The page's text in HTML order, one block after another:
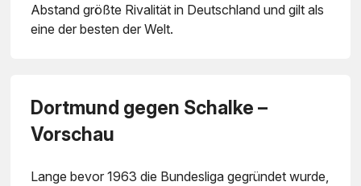
Abstand größte Rivalität in Deutschland und gilt als
eine der besten der Welt.
Dortmund gegen Schalke –
Vorschau
Lange bevor 1963 die Bundesliga gegründet wurde,